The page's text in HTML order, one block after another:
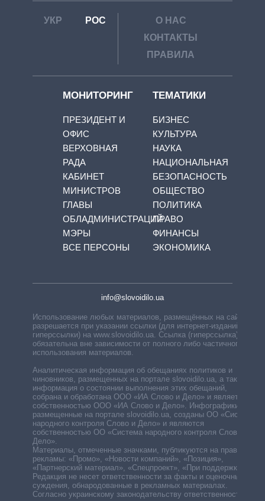
УКР РОС
О НАС
КОНТАКТЫ
ПРАВИЛА
МОНИТОРИНГ
ПРЕЗИДЕНТ И
ОФИС
ВЕРХОВНАЯ
РАДА
КАБИНЕТ
МИНИСТРОВ
ГЛАВЫ
ОБЛАДМИНИСТРАЦИЙ
МЭРЫ
ВСЕ ПЕРСОНЫ
ТЕМАТИКИ
БИЗНЕС
КУЛЬТУРА
НАУКА
НАЦИОНАЛЬНАЯ
БЕЗОПАСНОСТЬ
ОБЩЕСТВО
ПОЛИТИКА
ПРАВО
ФИНАНСЫ
ЭКОНОМИКА
info@slovoidilo.ua
Использование любых материалов, размещённых на сайте,
разрешается при указании ссылки (для интернет-изданий —
гиперссылки) на www.slovoidilo.ua. Ссылка (гиперссылка)
обязательна вне зависимости от полного либо частичного
использования материалов.
Аналитическая информация об обещаниях политиков и
чиновников, размещенных на портале slovoidilo.ua, а также
информация о состоянии выполнения этих обещаний,
собрана и обработана ООО «ИА Слово и Дело» и является
собственностью ООО «ИА Слово и Дело». Инфографики,
размещенные на портале slovoidilo.ua, созданы ОО «Система
народного контроля Слово и Дело» и являются
собственностью ОО «Система народного контроля Слово и
Дело».
Материалы, отмеченные значками, публикуются на правах
рекламы: «Промо», «Новости компаний», «Позиция»,
«Партнерский материал», «Спецпроект», «При поддержке».
Редакция не несет ответственности за факты и оценочные
суждения, обнародованные в рекламных материалах.
Согласно украинскому законодательству ответственность за